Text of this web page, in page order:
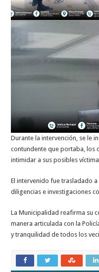
Durante la intervención, se le
contundente que portaba, los
intimidar a sus posibles
El intervenido fue trasladado a
diligencias e investigaciones
La Municipalidad reafirma su
manera articulada con la
y tranquilidad de todos los